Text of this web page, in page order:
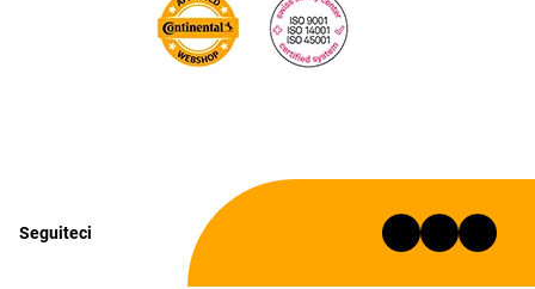
Seguiteci